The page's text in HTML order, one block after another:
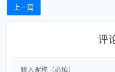
上一篇
评